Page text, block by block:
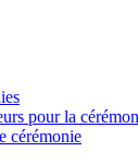
pour la
cérémonie